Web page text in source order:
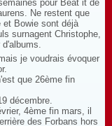
pour Beat it de
Ne restent que
et Bowie sont déjà
surnagent Christophe,
je voudrais évoquer
que 26ème fin
décembre.
4ème fin mars, il
des Forbans hors